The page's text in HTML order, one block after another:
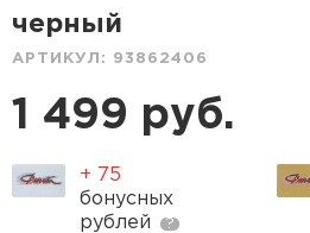
черный
АРТИКУЛ: 93862406
1 499 руб.
+ 75
бонусных
рублей
?